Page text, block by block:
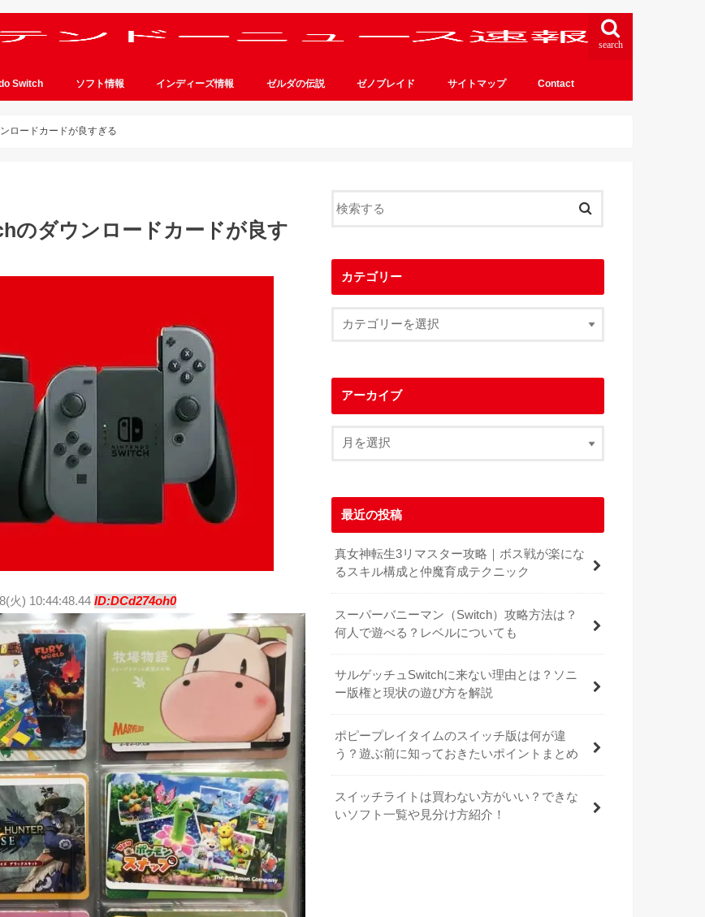
search
Switch ソフト情報 インディーズ情報 ゼルダの伝説 ゼノブレイド サイトマップ Contact
ロードカードが良すぎる
のダウンロードカードが良す
火) 10:44:48.44 ID:DCd274oh0
カテゴリー
アーカイブ
最近の投稿
真女神転生3リマスター攻略｜ボス戦が楽にな
るスキル構成と仲魔育成テクニック
スーパーバニーマン（Switch）攻略方法は？
何人で遊べる？レベルについても
サルゲッチュSwitchに来ない理由とは？ソニ
ー版権と現状の遊び方を解説
ポピープレイタイムのスイッチ版は何が違
う？遊ぶ前に知っておきたいポイントまとめ
スイッチライトは買わない方がいい？できな
いソフト一覧や見分け方紹介！